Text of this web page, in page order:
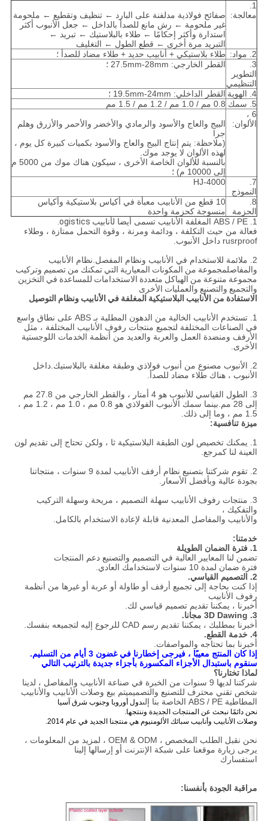
1.
معالجة:
صفائح فولاذية مدلفنة على البارد ← تنظيف وتقطيع ← ملحومة
غير ملحومة ← رش مانع للصدأ بالداخل ← جعل الأنبوب أكثر
استدارة وأكثر إحكامًا ← طلاء بالبلاستيك ← تبريد ←
التبريد مرة أخرى ← قطع الطول ← التغليف
2. مواد: طلاء بلاستيكي + أنابيب حديد + طلاء مضاد للصدأ ؛
3.
التطوير
التنظيمي
القطر الخارجي: 27.5mm-28mm ؛
4. الهوية
القطر الداخلي: 19.5mm-24mm ؛
5. سمك
0.8 مم / 1.0 مم / 1.2 مم / 1.5 مم
6 ،
الألوان:
البيج والعاج والأسود والرمادي والأخضر والأحمر والأزرق وهلم
جرا
(ملاحظة: يتم إنتاج البيج والعاج والأسود بكميات كبيرة كل يوم ،
لهذه الألوان لا يوجد موك.
بالنسبة للألوان الخاصة الأخرى ، سيكون هناك موك من 5000 م
إلى 10000 م) ؛
7.
النموذج
HJ-4000
8.
الحزمة
10 قطع من الأنابيب معبأة في أكياس بلاستيكية وأكياس
منسوجة كحزمة واحدة
1. ABS / PE المغلفة الأنابيب تسمى أيضا ل
أنابيب ogistics.
فعالة من حيث التكلفة ، ودائمة ومرنة ، وقوة التحمل ممتازة ، وطلاء
rusrproof داخل الأنبوب.
2. ملائمة للاستخدام في الأنابيب ونظام المفصل.نظام الأنابيب
والمفاصلمجموعة من المكونات المعيارية التي تمكنك من تصميم وتركيب
مجموعة متنوعة من الهياكل متعددة الاستخدامات للمساعدة في التخزين
والتجميع والتصنيع والعمليات الأخرى
الاستفادة من الأنابيب البلاستيكية المغلفة في الأنابيب ونظام التوصيل
1. تستخدم الأنابيب الخالية من الدهون المطلية بـ ABS على نطاق واسع
في الصناعات المختلفة لتجميع منتجات رفوف الأنابيب المختلفة ، مثل
الأرفف ومنضدة العمل والعربة والعديد من أنظمة الخدمات اللوجستية
الأخرى.
2. الأنبوب مصنوع من أنبوب فولاذي وطبقة مغلفة بالبلاستيك.داخل
الأنبوب ، هناك طلاء مضاد للصدأ.
3. الطول القياسي للأنبوب هو 4 أمتار ، والقطر الخارجي من 27.8 مم
إلى 28 مم.بينما سمك الأنبوب الفولاذي هو 0.8 مم ، 1.0 مم ، 1.2 مم ،
1.5 مم ، وما إلى ذلك.
ميزة تنافسية:
1. يمكنك تخصيص لون الطبقة البلاستيكية ثا ، ولكن تحتاج إلى تقديم لون
العينة لنا كمرجع.
2. تقوم شركتنا بتصنيع نظام أرفف الأنابيب لمدة 9 سنوات ، منتجاتنا
بجودة عالية وبأفضل الأسعار.
3. منتجات رفوف الأنابيب سهلة التصميم ، مريحة وسهلة التركيب
والتفكيك ،
والأنابيب والمفاصل المعدنية قابلة لإعادة الاستخدام بالكامل.
خدمتنا:
1. فترة الضمان الطويلة
تضمن لنا المعايير العالية في التصميم والتصنيع دعم المنتجات
فترة ضمان لمدة 10 سنوات لاستخدامك العادي.
2.
التصميم القياسي.
إذا كنت بحاجة إلى تجميع أرفف أو طاولة أو عربة أو غيرها من أنظمة
رفوف الأنابيب
أخبرنا ، يمكننا تقديم تصميم قياسي لك.
3. 3D Dawing مجانا.
أخبرنا بمطلبك ، يمكننا تقديم رسم CAD للرجوع إليه لتجميعه بنفسك.
4. خدمة القطع.
أخبرنا بما تحتاجه والمواصفات.
إذا كان المنتج معيبًا ، فيرجى إخطارنا في غضون 3 أيام من التسليم.
سنقوم باستبدال الأجزاء المكسورة بأجزاء جديدة بالترتيب التالي
لماذا تختارنا؟
شركتنا لديها 9 سنوات من الخبرة في صناعة الأنابيب والمفاصل ، لدينا
شخص تقني محترف للتصنيع والتصميميتم بيع وصلات الأنابيب والأنابيب
المطاطية ABS / PE الخاصة بنا إلى
دول أوروبا وجنوب شرق آسيا
نحن دائمًا نبحث عن المنتجات الجديدة وننتجها.
وصلات الأنابيب وأنابيب سبائك الألومنيوم هي منتجنا الجديد في عام 2014.
نحن نقبل الطلب المخصص ، OEM & ODM ، لمزيد من المعلومات ،
يرجى زيارة موقعنا على شبكة الإنترنت أو إرسالها إلينا
استفسارك
مراقبة الجودة بأنفسنا: